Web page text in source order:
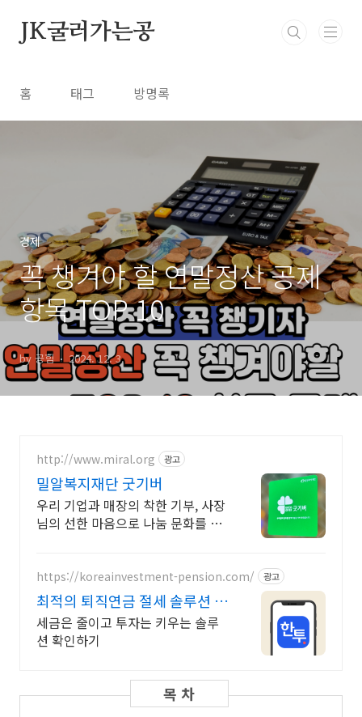
JK굴러가는공
홈 태그 방명록
경제
꼭 챙겨야 할 연말정산 공제
항목 TOP 10
by 공힘 2024. 12. 3.
http://www.miral.org 광고
밀알복지재단 굿기버
우리 기업과 매장의 착한 기부, 사장
님의 선한 마음으로 나눔 문화를 이
https://koreainvestment-pension.com/ 광고
최적의 퇴직연금 절세 솔루션 최
대 148.5만원 절세
세금은 줄이고 투자는 키우는 솔루
션 확인하기